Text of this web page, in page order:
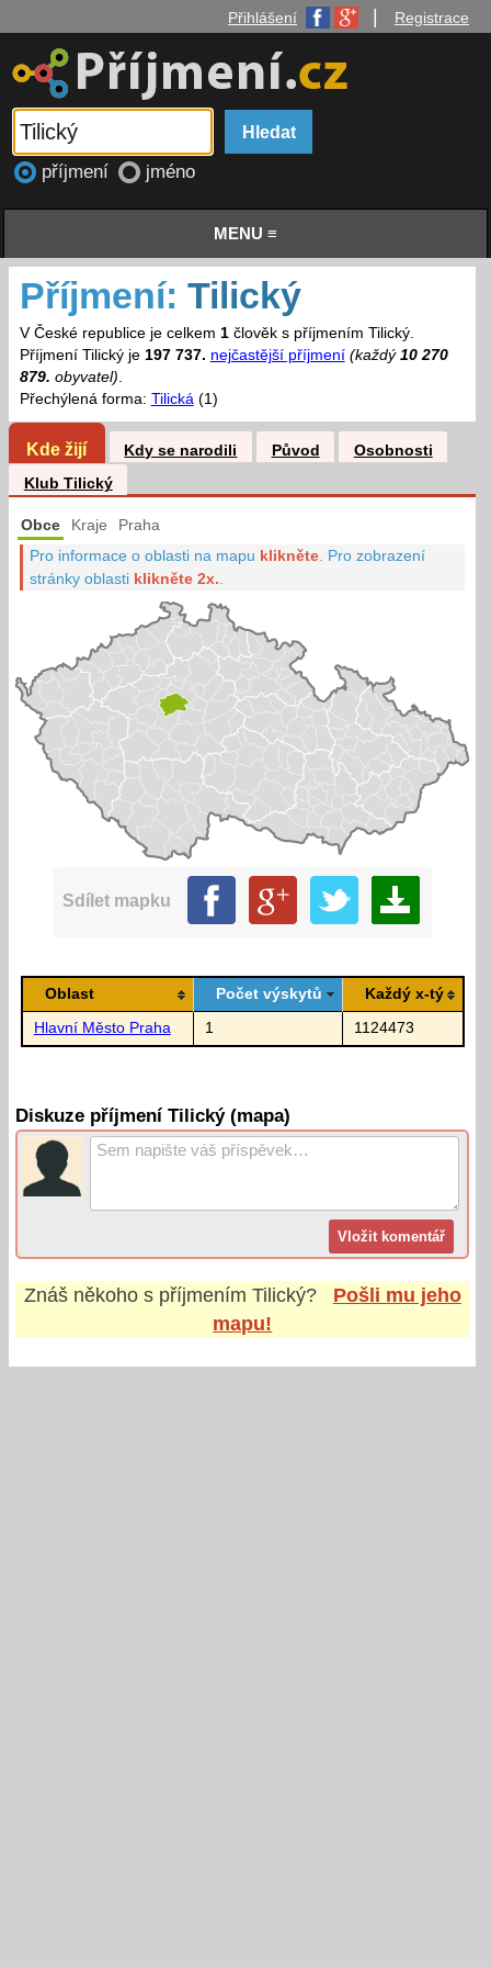
Přihlášení Registrace
příjmení jméno
MENU ≡
Příjmení: Tilický
V České republice je celkem 1člověk s příjmením Tilický.
Příjmení Tilický je 197 737. nejčastější příjmení (každý 10 270
879. obyvatel).
Přechýlená forma: Tilická(1)
Kde žijí Kdy se narodili Původ
Osobnosti
Klub Tilický
Obce Kraje Praha
Pro informace o oblasti na mapu klikněte Pro zobrazení
stránky oblasti klikněte 2x.
Sdílet mapku
Oblast Počet výskytů Každý x-tý
Hlavní Město Praha 1 1124473
Diskuze příjmení Tilický (mapa)
Znáš někoho s příjmením Tilický?
Pošli mu jeho
mapu!